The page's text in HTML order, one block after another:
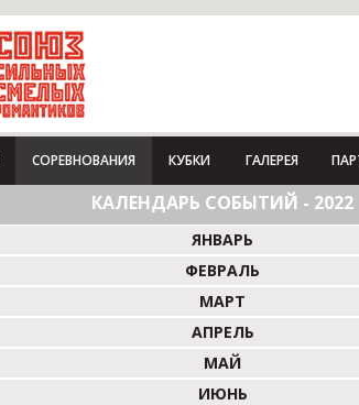
СОРЕВНОВАНИЯ КУБКИ ГАЛЕРЕЯ
КАЛЕНДАРЬ СОБЫТИЙ - 2022
ЯНВАРЬ
ФЕВРАЛЬ
МАРТ
АПРЕЛЬ
МАЙ
ИЮНЬ